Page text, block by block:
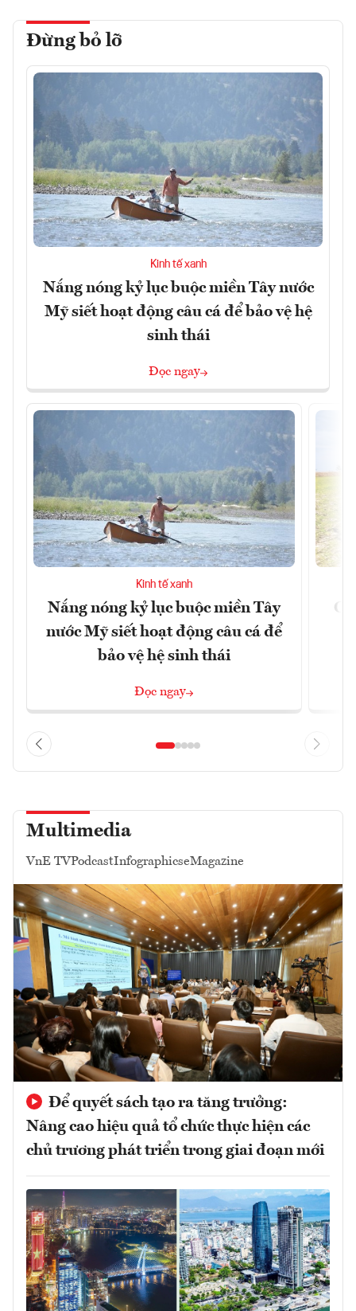
Đừng bỏ lỡ
Kinh tế xanh
Nắng nóng kỷ lục buộc miền Tây nước
Mỹ siết hoạt động câu cá để bảo vệ hệ
sinh thái
Đọc ngay
Kinh tế xanh
Nắng nóng kỷ lục buộc miền Tây
nước Mỹ siết hoạt động câu cá để
bảo vệ hệ sinh thái
Đọc ngay
Multimedia
VnE TVPodcastInfographicseMagazine
Để quyết sách tạo ra tăng trưởng:
Nâng cao hiệu quả tổ chức thực hiện các
chủ trương phát triển trong giai đoạn mới